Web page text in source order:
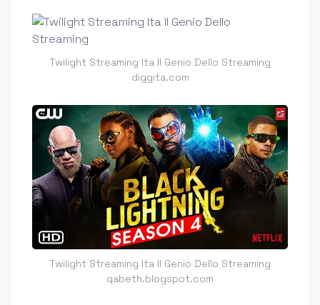
Twilight Streaming Ita Il Genio Dello Streaming
diggita.com
Twilight Streaming Ita Il Genio Dello Streaming
qabeth.blogspot.com